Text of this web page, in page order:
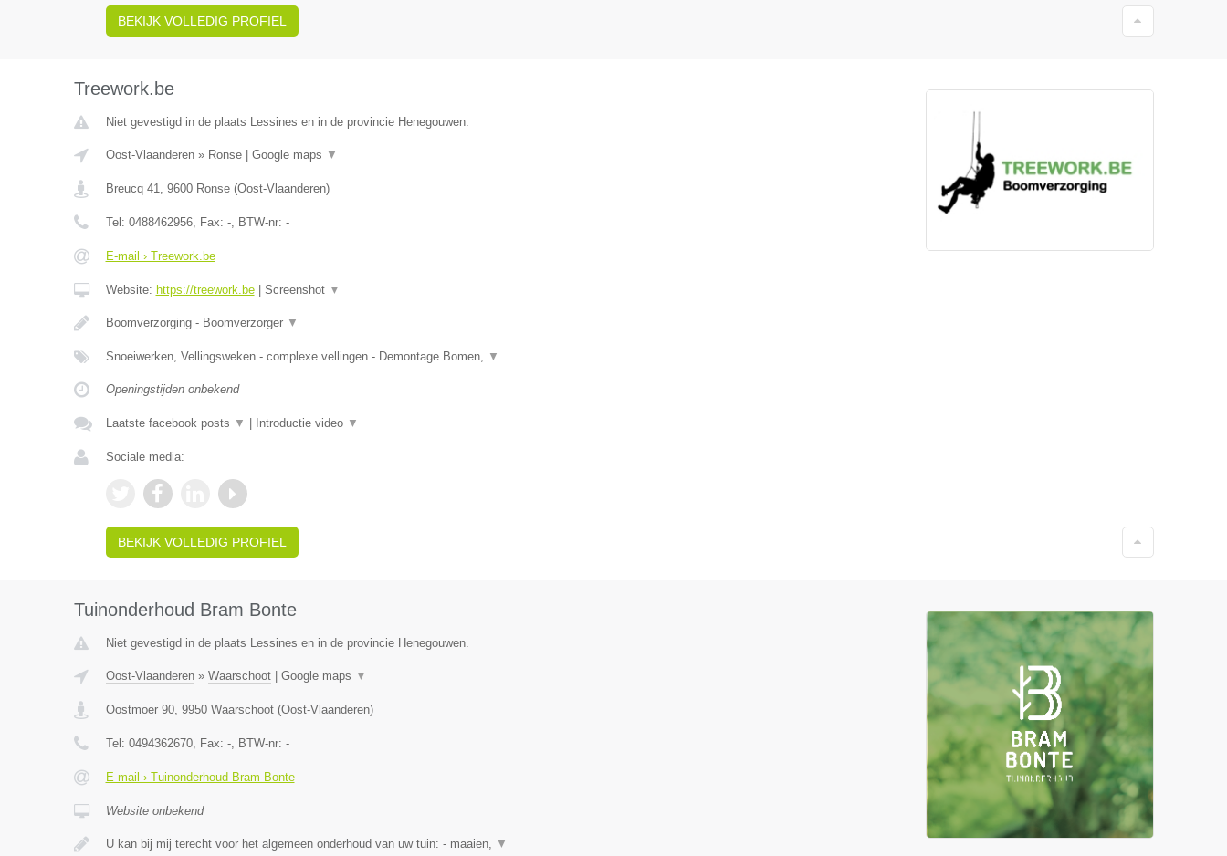
BEKIJK VOLLEDIG PROFIEL
Treework.be
Niet gevestigd in de plaats Lessines en in de provincie Henegouwen.
Oost-Vlaanderen» Ronse| Google maps ▼
Breucq 41, 9600 Ronse(Oost-Vlaanderen)
Tel: 0488462956, Fax: -, BTW-nr: -
E-mail › Treework.be
Website: https://treework.be| Screenshot ▼
Boomverzorging - Boomverzorger ▼
Snoeiwerken, Vellingsweken - complexe vellingen - Demontage Bomen, ▼
Openingstijden onbekend
Laatste facebook posts ▼ Introductie video ▼
Sociale media:
BEKIJK VOLLEDIG PROFIEL
Tuinonderhoud Bram Bonte
Niet gevestigd in de plaats Lessines en in de provincie Henegouwen.
Oost-Vlaanderen» Waarschoot| Google maps ▼
Oostmoer 90, 9950 Waarschoot(Oost-Vlaanderen)
Tel: 0494362670, Fax: -, BTW-nr: -
E-mail › Tuinonderhoud Bram Bonte
Website onbekend
U kan bij mij terecht voor het algemeen onderhoud van uw tuin: - maaien, ▼